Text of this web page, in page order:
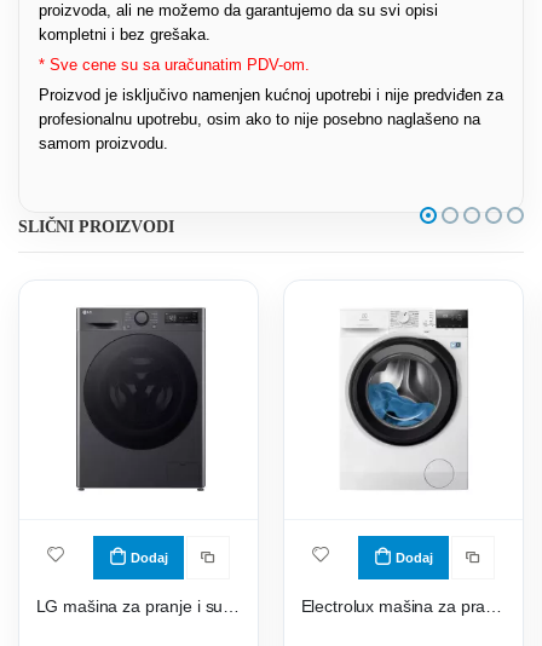
proizvoda, ali ne možemo da garantujemo da su svi opisi
kompletni i bez grešaka.
* Sve cene su sa uračunatim PDV-om.
Proizvod je isključivo namenjen kućnoj upotrebi i nije predviđen za
profesionalnu upotrebu, osim ako to nije posebno naglašeno na
samom proizvodu.
SLIČNI PROIZVODI
Dodaj Dodaj